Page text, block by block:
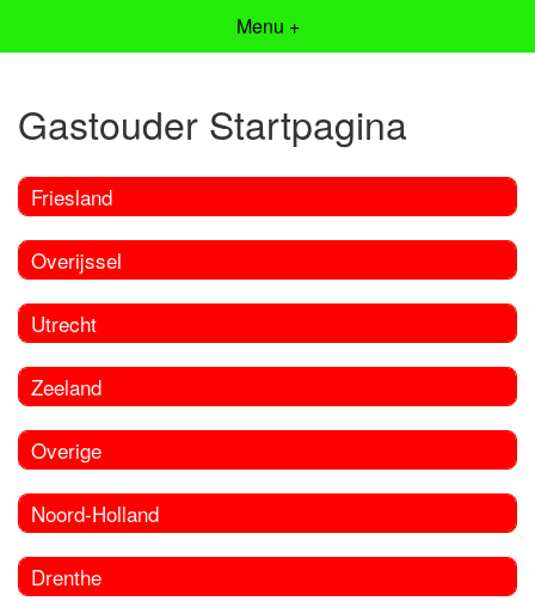
Menu +
Gastouder Startpagina
Friesland
Overijssel
Utrecht
Zeeland
Overige
Noord-Holland
Drenthe